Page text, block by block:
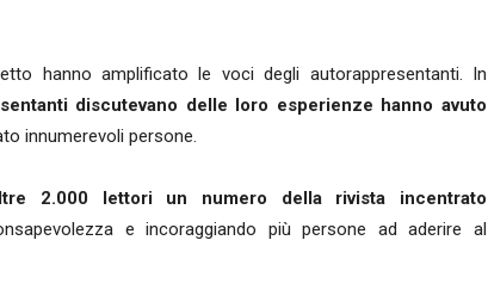
hanno amplificato le voci degli autorappresentanti. In
discutevano delle loro esperienze hanno avuto
innumerevoli persone.
2.000 lettori un numero della rivista incentrato
e incoraggiando più persone ad aderire al